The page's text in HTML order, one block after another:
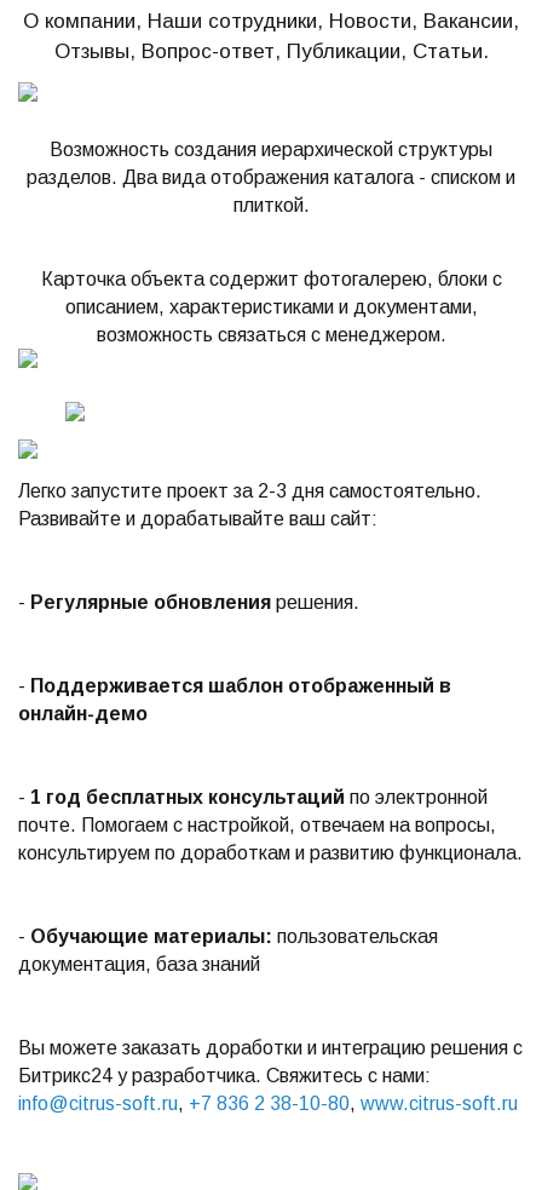
О компании, Наши сотрудники, Новости, Вакансии,
Отзывы, Вопрос-ответ, Публикации, Статьи.
Возможность создания иерархической структуры
разделов. Два вида отображения каталога - списком и
плиткой.
Карточка объекта содержит фотогалерею, блоки с
описанием, характеристиками и документами,
возможность связаться с менеджером.
Легко запустите проект за 2-3 дня самостоятельно.
Развивайте и дорабатывайте ваш сайт:
- Регулярные обновления решения.
- Поддерживается шаблон отображенный в
онлайн-демо
- 1 год бесплатных консультаций по электронной
почте. Помогаем с настройкой, отвечаем на вопросы,
консультируем по доработкам и развитию функционала.
- Обучающие материалы: пользовательская
документация, база знаний
Вы можете заказать доработки и интеграцию решения с
Битрикс24 у разработчика. Свяжитесь с нами:
info@citrus-soft.ru, +7 836 2 38-10-80, www.citrus-soft.ru